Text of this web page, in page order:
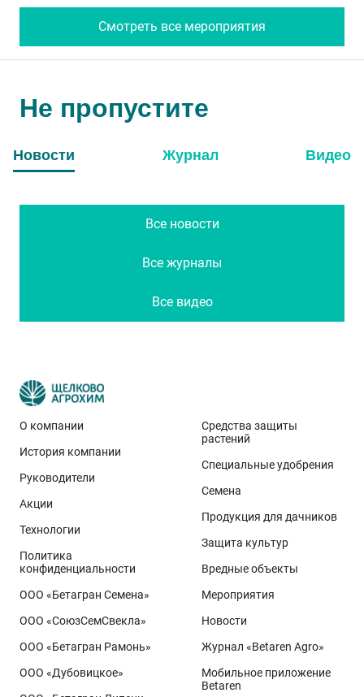
Смотреть все мероприятия
Не пропустите
Новости Журнал Видео
Все новости
Все журналы
Все видео
О компании
История компании
Руководители
Акции
Технологии
Политика
конфиденциальности
ООО «Бетагран Семена»
ООО «СоюзСемСвекла»
ООО «Бетагран Рамонь»
ООО «Дубовицкое»
Средства защиты
растений
Специальные удобрения
Семена
Продукция для дачников
Защита культур
Вредные объекты
Мероприятия
Новости
Журнал «Betaren Agro»
Мобильное приложение
Betaren